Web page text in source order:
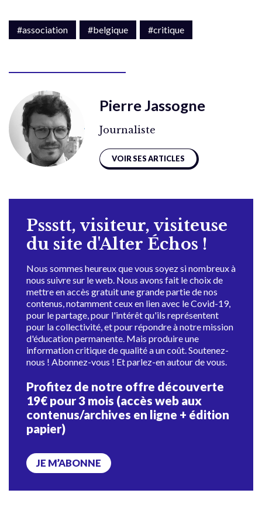
#association #belgique #critique
Pierre Jassogne
Journaliste
VOIR SES ARTICLES
Pssstt, visiteur, visiteuse
du site d'Alter Échos !
Nous sommes heureux que vous soyez si nombreux à
nous suivre sur le web. Nous avons fait le choix de
mettre en accès gratuit une grande partie de nos
contenus, notamment ceux en lien avec le Covid-19,
pour le partage, pour l'intérêt qu'ils représentent
pour la collectivité, et pour répondre à notre mission
d'éducation permanente. Mais produire une
information critique de qualité a un coût. Soutenez-
nous ! Abonnez-vous ! Et parlez-en autour de vous.
Profitez de notre offre découverte
19€ pour 3 mois (accès web aux
contenus/archives en ligne + édition
papier)
JE M’ABONNE